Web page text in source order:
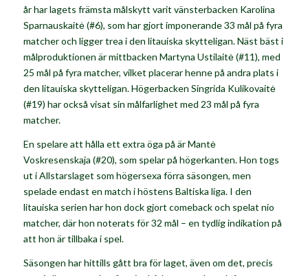
år har lagets främsta målskytt varit vänsterbacken Karolina
Sparnauskaitė(#6), som har gjort imponerande 33 mål på fyra
matcher och ligger trea i den litauiska skytteligan. Näst bäst i
målproduktionen är mittbacken Martyna Ustilaitė(#11), med
25 mål på fyra matcher, vilket placerar henne på andra plats i
den litauiska skytteligan. Högerbacken Singrida Kulikovaitė
(#19) har också visat sin målfarlighet med 23 mål på fyra
matcher.
En spelare att hålla ett extra öga på ärMantė
Voskresenskaja (#20), som spelar på högerkanten. Hon togs
ut i Allstarslaget som högersexa förra säsongen, men
spelade endast en match i höstens Baltiska liga. I den
litauiska serien har hon dock gjort comeback och spelat nio
matcher, där hon noterats för 32 mål – en tydlig indikation på
att hon är tillbaka i spel.
Säsongen har hittills gått bra för laget, även om det, precis